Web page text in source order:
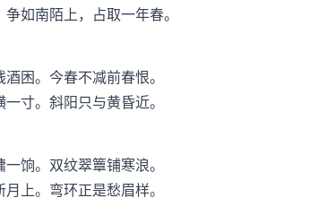
如南陌上，占取一年春。
困。今春不减前春恨。
寸。斜阳只与黄昏近。
饷。双纹翠簟铺寒浪。
上。弯环正是愁眉样。